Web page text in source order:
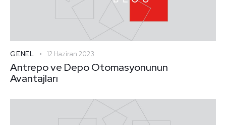
GENEL 12 Haziran 2023
Antrepo ve Depo Otomasyonunun
Avantajları